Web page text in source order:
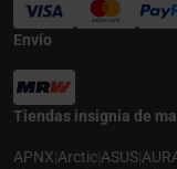
Envío
Tiendas insignia de
APNX|Arctic|ASUS|